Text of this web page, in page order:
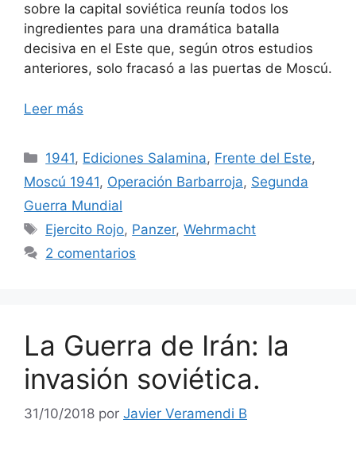
sobre la capital soviética reunía todos los
ingredientes para una dramática batalla
decisiva en el Este que, según otros estudios
anteriores, solo fracasó a las puertas de Moscú.
Leer más
Categorías
1941, Ediciones Salamina, Frente del Este,
Moscú 1941, Operación Barbarroja, Segunda
Guerra Mundial
Etiquetas
Ejercito Rojo, Panzer,Wehrmacht
2 comentarios
La Guerra de Irán: la
invasión soviética.
31/10/2018 por Javier Veramendi B